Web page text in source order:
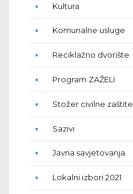
Kultura
Komunalne usluge
Reciklažno dvorište
Program ZAŽELI
Stožer civilne zaštite
Sazivi
Javna savjetovanja
Lokalni izbori 2021